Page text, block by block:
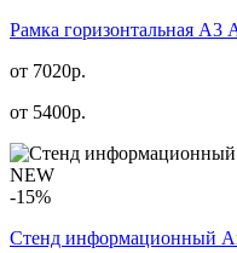
Рамка горизонтальная А3
от 7020р.
от 5400р.
NEW
-15%
Стенд информационный